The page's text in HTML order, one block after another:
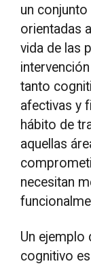
un
orientadas
vida de las
tanto
afectivas y
hábito de
aquellas
necesitan
Un ejemplo
cognitivo es